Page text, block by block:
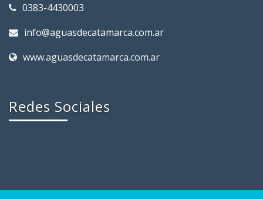
0383-4430003
info@aguasdecatamarca.com.ar
www.aguasdecatamarca.com.ar
Redes Sociales